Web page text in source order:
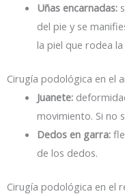
Uñas encarnadas:
del pie y se
la piel que rodea la
Cirugía podológica en el
Juanete:
movimiento. Si no
Dedos en garra:
de los dedos.
Cirugía podológica en el